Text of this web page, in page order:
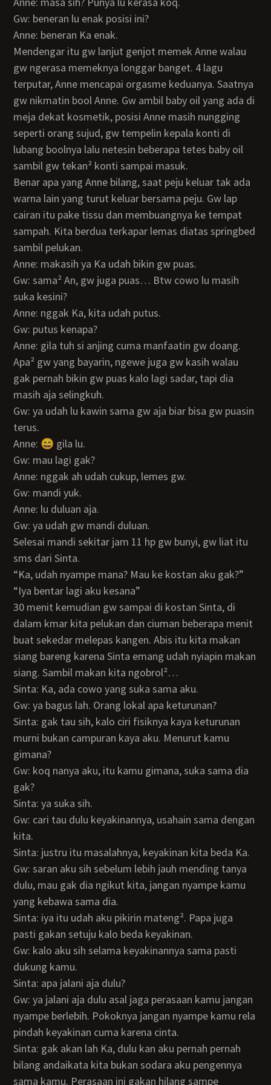
Gw: beneran lu enak posisi ini?
Anne: beneran Ka enak.
Mendengar itu gw lanjut genjot memek Anne walau
gw ngerasa memeknya longgar banget. 4 lagu
terputar, Anne mencapai orgasme keduanya. Saatnya
gw nikmatin bool Anne. Gw ambil baby oil yang ada di
meja dekat kosmetik, posisi Anne masih nungging
seperti orang sujud, gw tempelin kepala konti di
lubang boolnya lalu netesin beberapa tetes baby oil
sambil gw tekan² konti sampai masuk.
Benar apa yang Anne bilang, saat peju keluar tak ada
warna lain yang turut keluar bersama peju. Gw lap
cairan itu pake tissu dan membuangnya ke tempat
sampah. Kita berdua terkapar lemas diatas springbed
sambil pelukan.
Anne: makasih ya Ka udah bikin gw puas.
Gw: sama² An, gw juga puas… Btw cowo lu masih
suka kesini?
Anne: nggak Ka, kita udah putus.
Gw: putus kenapa?
Anne: gila tuh si anjing cuma manfaatin gw doang.
Apa² gw yang bayarin, ngewe juga gw kasih walau
gak pernah bikin gw puas kalo lagi sadar, tapi dia
masih aja selingkuh.
Gw: ya udah lu kawin sama gw aja biar bisa gw puasin
terus.
Anne: 😄 gila lu.
Gw: mau lagi gak?
Anne: nggak ah udah cukup, lemes gw.
Gw: mandi yuk.
Anne: lu duluan aja.
Gw: ya udah gw mandi duluan.
Selesai mandi sekitar jam 11 hp gw bunyi, gw liat itu
sms dari Sinta.
“Ka, udah nyampe mana? Mau ke kostan aku gak?”
“Iya bentar lagi aku kesana”
30 menit kemudian gw sampai di kostan Sinta, di
dalam kmar kita pelukan dan ciuman beberapa menit
buat sekedar melepas kangen. Abis itu kita makan
siang bareng karena Sinta emang udah nyiapin makan
siang. Sambil makan kita ngobrol²…
Sinta: Ka, ada cowo yang suka sama aku.
Gw: ya bagus lah. Orang lokal apa keturunan?
Sinta: gak tau sih, kalo ciri fisiknya kaya keturunan
murni bukan campuran kaya aku. Menurut kamu
gimana?
Gw: koq nanya aku, itu kamu gimana, suka sama dia
gak?
Sinta: ya suka sih.
Gw: cari tau dulu keyakinannya, usahain sama dengan
kita.
Sinta: justru itu masalahnya, keyakinan kita beda Ka.
Gw: saran aku sih sebelum lebih jauh mending tanya
dulu, mau gak dia ngikut kita, jangan nyampe kamu
yang kebawa sama dia.
Sinta: iya itu udah aku pikirin mateng². Papa juga
pasti gakan setuju kalo beda keyakinan.
Gw: kalo aku sih selama keyakinannya sama pasti
dukung kamu.
Sinta: apa jalani aja dulu?
Gw: ya jalani aja dulu asal jaga perasaan kamu jangan
nyampe berlebih. Pokoknya jangan nyampe kamu rela
pindah keyakinan cuma karena cinta.
Sinta: gak akan lah Ka, dulu kan aku pernah pernah
bilang andaikata kita bukan sodara aku pengennya
sama kamu. Perasaan ini gakan hilang sampe